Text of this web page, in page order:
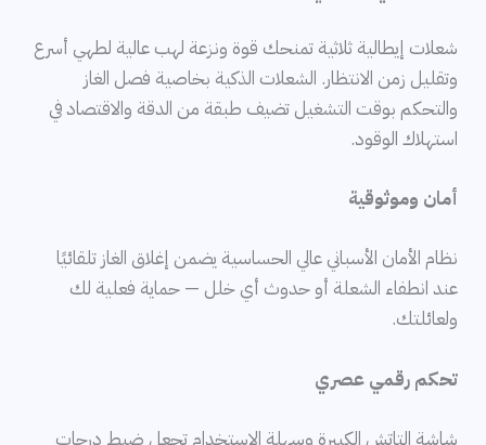
شعلات إيطالية ثلاثية تمنحك قوة ونزعة لهب عالية لطهي أسرع
وتقليل زمن الانتظار. الشعلات الذكية بخاصية فصل الغاز
والتحكم بوقت التشغيل تضيف طبقة من الدقة والاقتصاد في
استهلاك الوقود.
أمان وموثوقية
نظام الأمان الأسباني عالي الحساسية يضمن إغلاق الغاز تلقائيًا
عند انطفاء الشعلة أو حدوث أي خلل — حماية فعلية لك
ولعائلتك.
تحكم رقمي عصري
شاشة التاتش الكبيرة وسهلة الاستخدام تجعل ضبط درجات